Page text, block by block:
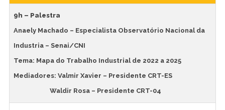
9h – Palestra
Anaely Machado – Especialista Observatório Nacional da
Industria – Senai/CNI
Tema: Mapa do Trabalho Industrial de 2022 a 2025
Mediadores: Valmir Xavier – Presidente CRT-ES
Waldir Rosa – Presidente CRT-04